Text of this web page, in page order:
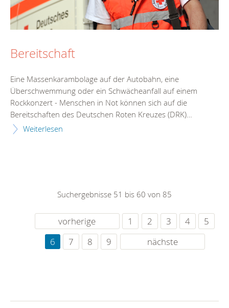
Bereitschaft
Eine Massenkarambolage auf der Autobahn, eine
Überschwemmung oder ein Schwächeanfall auf einem
Rockkonzert - Menschen in Not können sich auf die
Bereitschaften des Deutschen Roten Kreuzes (DRK)…
Weiterlesen
Suchergebnisse 51 bis 60 von 85
vorherige 1 2 3 4
5
6
7 8 9 nächste